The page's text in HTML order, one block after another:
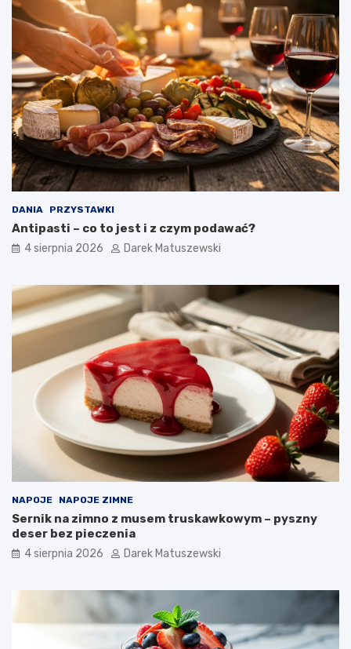
DANIA PRZYSTAWKI
Antipasti – co to jest i z czym podawać?
4 sierpnia 2026 Darek Matuszewski
NAPOJE NAPOJE ZIMNE
Sernik na zimno z musem truskawkowym – pyszny
deser bez pieczenia
4 sierpnia 2026 Darek Matuszewski